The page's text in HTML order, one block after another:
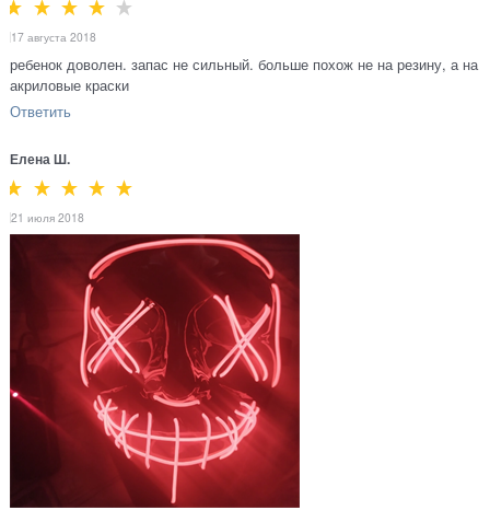
17 августа 2018
ребенок доволен. запас не сильный. больше похож не на резину, а на
акриловые краски
Ответить
Елена Ш.
21 июля 2018